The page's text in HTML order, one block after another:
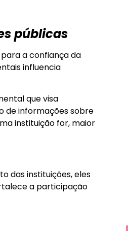
públicas
a confiança da
influencia
que visa
de informações sobre
instituição for, maior
das instituições, eles
a participação